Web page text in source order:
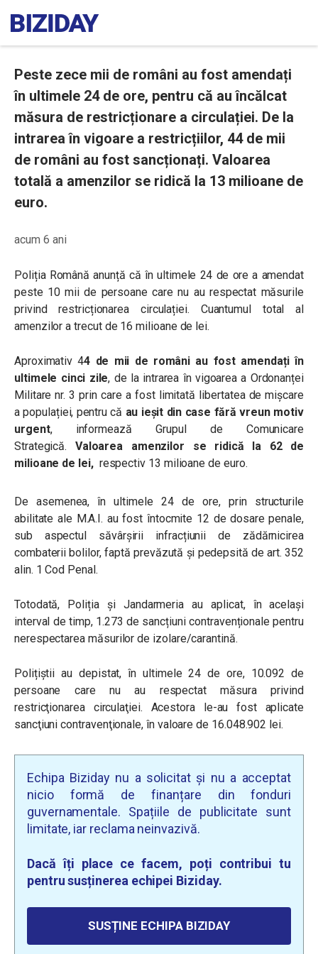
Peste zece mii de români au fost amendați
în ultimele 24 de ore, pentru că au încălcat
măsura de restricționare a circulației. De la
intrarea în vigoare a restricțiilor, 44 de mii
de români au fost sancționați. Valoarea
totală a amenzilor se ridică la 13 milioane de
euro.
acum 6 ani
Poliția Română anunță că în ultimele 24 de ore a amendat
peste 10 mii de persoane care nu au respectat măsurile
privind restricționarea circulației. Cuantumul total al
amenzilor a trecut de 16 milioane de lei.
Aproximativ 44 de mii de români au fost amendați în
ultimele cinci zile, de la intrarea în vigoarea a Ordonanței
Militare nr. 3 prin care a fost limitată libertatea de mișcare
a populației, pentru că au ieșit din case fără vreun motiv
urgent, informează Grupul de Comunicare
Strategică. Valoarea amenzilor se ridică la 62 de
milioane de lei, respectiv 13 milioane de euro.
De asemenea, în ultimele 24 de ore, prin structurile
abilitate ale M.A.I. au fost întocmite 12 de dosare penale,
sub aspectul săvârșirii infracțiunii de zădărnicirea
combaterii bolilor, faptă prevăzută şi pedepsită de art. 352
alin. 1 Cod Penal.
Totodată, Poliția și Jandarmeria au aplicat, în același
interval de timp, 1.273 de sancțiuni contravenționale pentru
nerespectarea măsurilor de izolare/carantină.
Polițiștii au depistat, în ultimele 24 de ore, 10.092 de
persoane care nu au respectat măsura privind
restricţionarea circulaţiei. Acestora le-au fost aplicate
sancţiuni contravenţionale, în valoare de 16.048.902 lei.
Echipa Biziday nu a solicitat și nu a acceptat
nicio formă de finanțare din fonduri
guvernamentale. Spațiile de publicitate sunt
limitate, iar reclama neinvazivă.
Dacă îți place ce facem, poți contribui tu
pentru susținerea echipei Biziday.
SUSȚINE ECHIPA BIZIDAY